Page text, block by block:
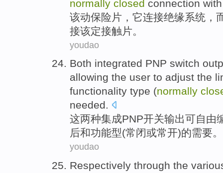
normally closed connection
该动保险 片 ， 它连接绝缘系统 ，
接该定接触 片。
youdao
Both integrated PNP switch
allowing the user to adjust the
functionality type (normally
needed.
这两种集成PNP开关输出可自由
后和功能型(常闭或常开)的需要。
youdao
Respectively through the